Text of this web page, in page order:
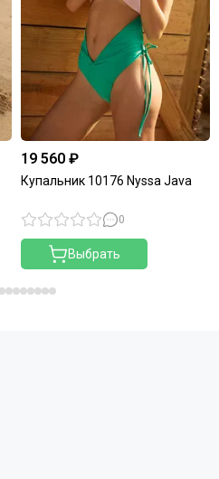
19 560 ₽
Купальник 10176 Nyssa Java
0
Выбрать